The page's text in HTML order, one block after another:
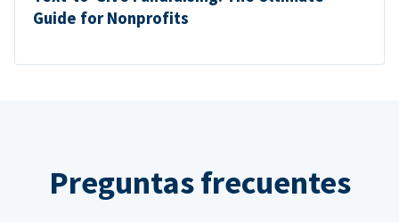
Guide for Nonprofits
Preguntas frecuentes